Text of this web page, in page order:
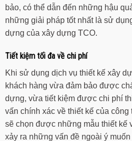
bảo, có thể dẫn đến những hậu
những giải pháp tốt nhất là sử
dựng của xây dựng TCO.
Tiết kiệm tối đa về chi phí
Khi sử dụng dịch vụ thiết kế xây
khách hàng vừa đảm bảo được
dựng, vừa tiết kiệm được chi phí
vấn chính xác về thiết kế của công
sẽ chọn được những mẫu thiết kế
xảy ra những vấn đề ngoài ý